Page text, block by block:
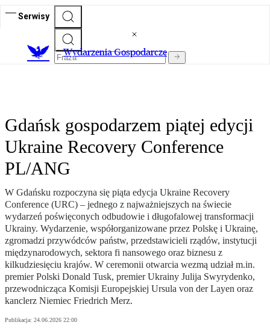
Serwisy
Wydarzenia Gospodarcze
Gdańsk gospodarzem piątej edycji
Ukraine Recovery Conference
PL/ANG
W Gdańsku rozpoczyna się piąta edycja Ukraine Recovery
Conference (URC) – jednego z najważniejszych na świecie
wydarzeń poświęconych odbudowie i długofalowej transformacji
Ukrainy. Wydarzenie, współorganizowane przez Polskę i Ukrainę,
zgromadzi przywódców państw, przedstawicieli rządów, instytucji
międzynarodowych, sektora fi nansowego oraz biznesu z
kilkudziesięciu krajów. W ceremonii otwarcia wezmą udział m.in.
premier Polski Donald Tusk, premier Ukrainy Julija Swyrydenko,
przewodnicząca Komisji Europejskiej Ursula von der Layen oraz
kanclerz Niemiec Friedrich Merz.
Publikacja: 24.06.2026 22:00